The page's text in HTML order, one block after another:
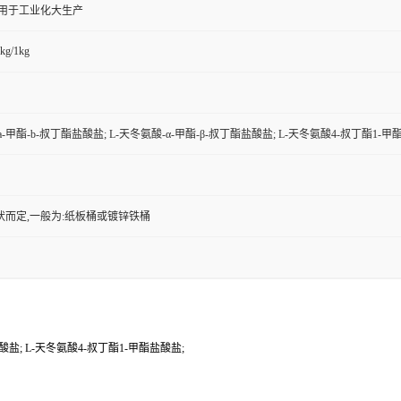
于工业化大生产
1kg
甲酯-b-叔丁酯盐酸盐; L-天冬氨酸-α-甲酯-β-叔丁酯盐酸盐; L-天冬氨酸4-叔丁酯1-甲
而定,一般为:纸板桶或镀锌铁桶
盐; L-天冬氨酸4-叔丁酯1-甲酯盐酸盐;